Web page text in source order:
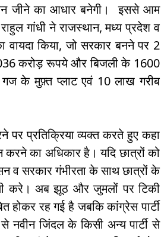
जीने का आधार बनेगी। इससे आम
गांधी ने राजस्थान, मध्य प्रदेश व
वायदा किया, जो सरकार बनने पर 2
करोड़ रूपये और बिजली के 1600
के मुफ़्त प्लाट एवं 10 लाख गरीब
पर प्रतिक्रिया व्यक्त करते हुए कहा
का अधिकार है। यदि छात्रों को
व सरकार गंभीरता के साथ छात्रों के
करे। अब झूठ और जुमलों पर टिकी
रह गई है जबकि कांग्रेस पार्टी
जिंदल के किसी अन्य पार्टी से